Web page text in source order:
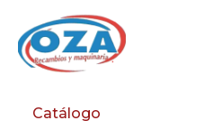
Catálogo